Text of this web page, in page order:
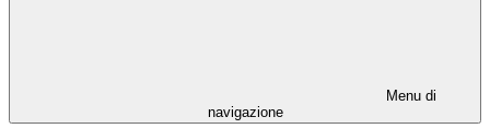
Menu di
navigazione